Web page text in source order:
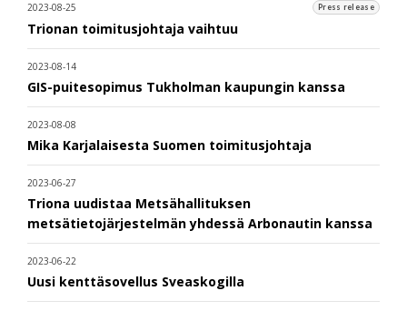
2023-08-25 Press release
Trionan toimitusjohtaja vaihtuu
2023-08-14
GIS-puitesopimus Tukholman kaupungin kanssa
2023-08-08
Mika Karjalaisesta Suomen toimitusjohtaja
2023-06-27
Triona uudistaa Metsähallituksen
metsätietojärjestelmän yhdessä Arbonautin kanssa
2023-06-22
Uusi kenttäsovellus Sveaskogilla